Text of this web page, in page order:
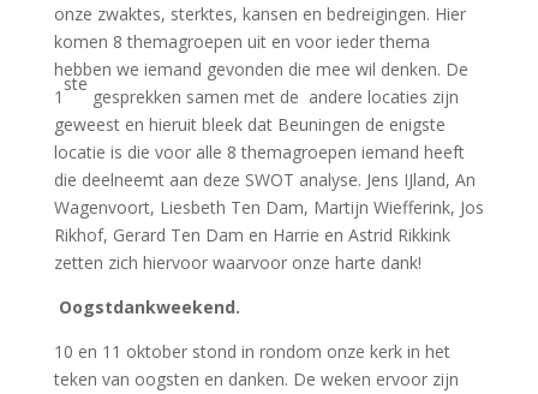
onze zwaktes, sterktes, kansen en bedreigingen. Hier
komen 8 themagroepen uit en voor ieder thema
hebben we iemand gevonden die mee wil denken. De
1
ste
gesprekken samen met de andere locaties zijn
geweest en hieruit bleek dat Beuningen de enigste
locatie is die voor alle 8 themagroepen iemand heeft
die deelneemt aan deze SWOT analyse. Jens IJland, An
Wagenvoort, Liesbeth Ten Dam, Martijn Wiefferink, Jos
Rikhof, Gerard Ten Dam en Harrie en Astrid Rikkink
zetten zich hiervoor waarvoor onze harte dank!
Oogstdankweekend.
10 en 11 oktober stond in rondom onze kerk in het
teken van oogsten en danken. De weken ervoor zijn